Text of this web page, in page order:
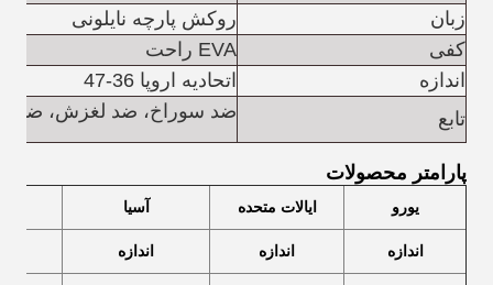
زبان
روکش پارچه نایلونی
کفی
EVA راحت
اندازه
اتحادیه اروپا 36-47
تابع
ضد سوراخ، ضد لغزش، ضد
پارامتر محصولات
یورو ایالات متحده آسیا
اندازه اندازه اندازه